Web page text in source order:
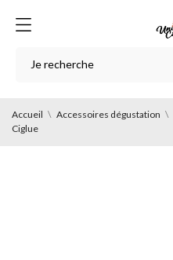
Accueil Accessoires dégustation
Ciglue